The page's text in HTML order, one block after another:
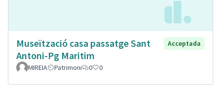
Museïtzació casa passatge Sant
Antoni-Pg Maritim
Acceptada
MIREIA Patrimoni 0 0